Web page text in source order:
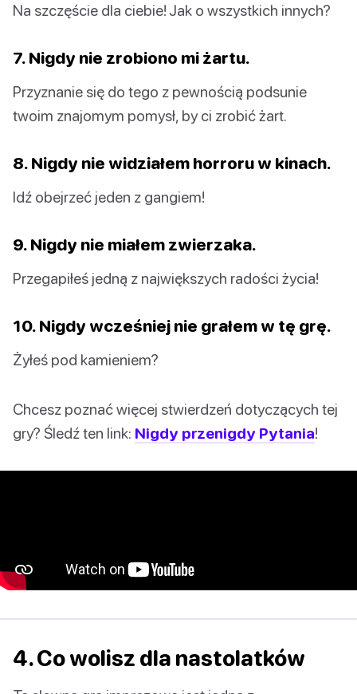
Na szczęście dla ciebie! Jak o wszystkich innych?
7. Nigdy nie zrobiono mi żartu.
Przyznanie się do tego z pewnością podsunie
twoim znajomym pomysł, by ci zrobić żart.
8. Nigdy nie widziałem horroru w kinach.
Idź obejrzeć jeden z gangiem!
9. Nigdy nie miałem zwierzaka.
Przegapiłeś jedną z największych radości życia!
10. Nigdy wcześniej nie grałem w tę grę.
Żyłeś pod kamieniem?
Chcesz poznać więcej stwierdzeń dotyczących tej
gry? Śledź ten link: Nigdy przenigdy Pytania!
4. Co wolisz dla nastolatków